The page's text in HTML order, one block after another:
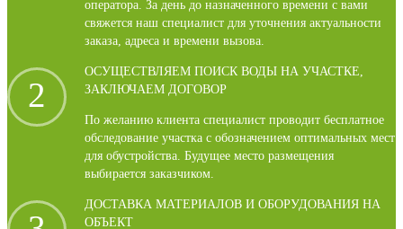
оператора. За день до назначенного времени с вами
свяжется наш специалист для уточнения актуальности
заказа, адреса и времени вызова.
2
ОСУЩЕСТВЛЯЕМ ПОИСК ВОДЫ НА УЧАСТКЕ,
ЗАКЛЮЧАЕМ ДОГОВОР
По желанию клиента специалист проводит бесплатное
обследование участка с обозначением оптимальных мест
для обустройства. Будущее место размещения
выбирается заказчиком.
ДОСТАВКА МАТЕРИАЛОВ И ОБОРУДОВАНИЯ НА
ОБЪЕКТ